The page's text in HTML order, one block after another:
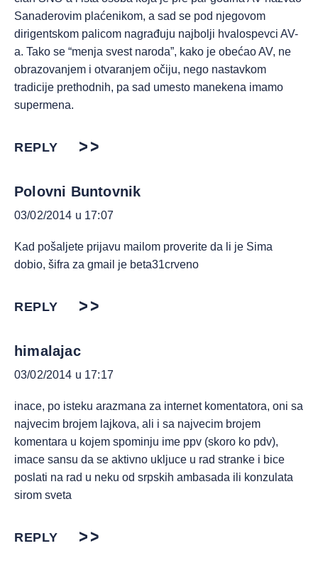
Sanaderovim plaćenikom, a sad se pod njegovom
dirigentskom palicom nagrađuju najbolji hvalospevci AV-
a. Tako se “menja svest naroda”, kako je obećao AV, ne
obrazovanjem i otvaranjem očiju, nego nastavkom
tradicije prethodnih, pa sad umesto manekena imamo
supermena.
REPLY
Polovni Buntovnik
03/02/2014 u 17:07
Kad pošaljete prijavu mailom proverite da li je Sima
dobio, šifra za gmail je beta31crveno
REPLY
himalajac
03/02/2014 u 17:17
inace, po isteku arazmana za internet komentatora, oni sa
najvecim brojem lajkova, ali i sa najvecim brojem
komentara u kojem spominju ime ppv (skoro ko pdv),
imace sansu da se aktivno ukljuce u rad stranke i bice
poslati na rad u neku od srpskih ambasada ili konzulata
sirom sveta
REPLY